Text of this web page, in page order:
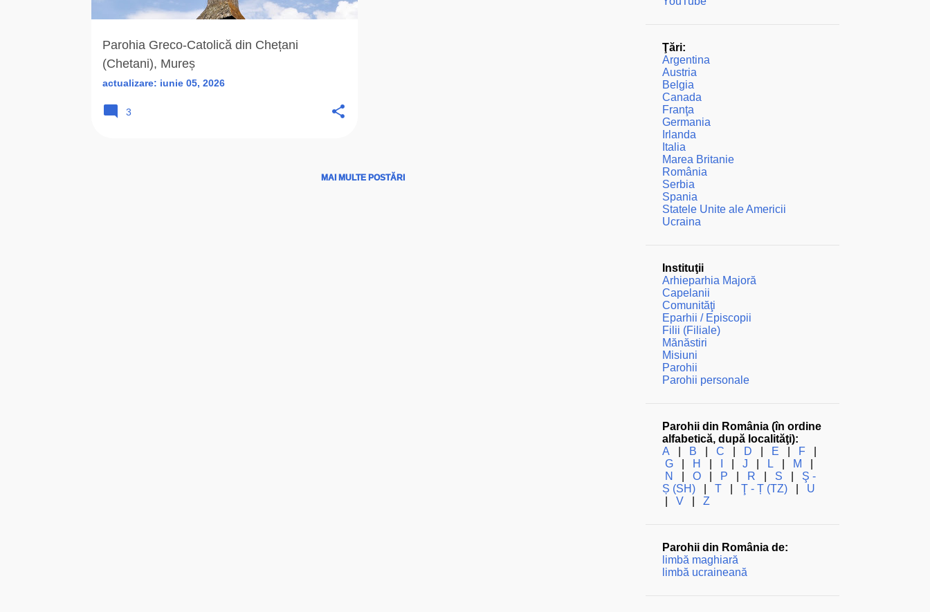
Parohia Greco-Catolică din Chețani
(Chetani), Mureș
actualizare: iunie 05, 2026
3
MAI MULTE POSTĂRI
Ţări:
Argentina
Austria
Belgia
Canada
Franţa
Germania
Irlanda
Italia
Marea Britanie
România
Serbia
Spania
Statele Unite ale Americii
Ucraina
Instituţii
Arhieparhia Majoră
Capelanii
Comunităţi
Eparhii / Episcopii
Filii (Filiale)
Mănăstiri
Misiuni
Parohii
Parohii personale
Parohii din România (în ordine
alfabetică, după localităţi):
A
B C D E F|
G| H J L M
N
O| P R S
Ş -
Ș (SH)| T| Ţ - Ț (TZ)| U
V| Z
Parohii din România de:
limbă maghiară
limbă ucraineană